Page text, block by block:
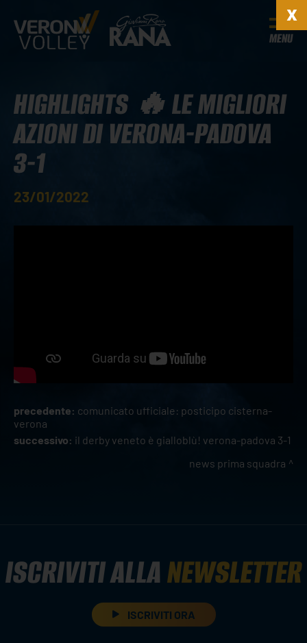
MENU
HIGHLIGHTS 🔥 LE MIGLIORI
AZIONI DI VERONA-PADOVA
3-1
23/01/2022
precedente: comunicato ufficiale: posticipo cisterna-
verona
successivo: il derby veneto è gialloblù! verona-padova 3-1
news prima squadra
ISCRIVITI ALLANEWSLETTER
ISCRIVITI ORA